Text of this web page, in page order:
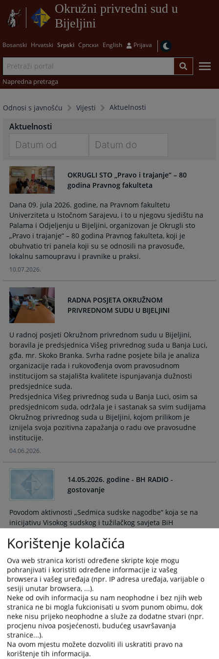
Okružni privredni sud u
Bijeljini
Bosanski Hrvatski Srpski Српски English Prijava
Napredna pretraga
Odnosi s javnošću Vijesti Aktuelnosti
Aktuelnosti
forward
to
interact
with
the
calendar
and
select
a
date.
Press
the
question
mark
key
to
get
the
keyboard
shortcuts
for
changing
dates.
forward
to
with
the
calendar
and
select
a
Press
question
mark
to
get
the
keyboard
shortcuts
changing
dates.
OKRUGLI STO „Pravo i trajanje“ – 80
godina Pravnog fakulteta
Dana 09. jula 2026. godine, na Pravnom fakultetu
Univerziteta u Istočnom Sarajevu, i to u njegovu sjedištu na
Palama i Odjeljenju u Bijeljini, organizovan je Okrugli sto
„Pravo i trajanje“ – 80 godina Pravnog fakulteta, koji je
obuhvatio tri panela koji su se odnosili na pravosuđe,
lokalnu samoupravu i pravnike u praksi.
10.07.2026.
RADNA POSJETA OKRUŽNOM
PRIVREDNOM SUDU U BIJELJINI
U radnoj posjeti Okružnom privrednom sudu u Bijeljini,
boravila je predsjednica Višeg privrednog suda u Banja Luci,
gđa. mr. Skoko Branka. Svrha radne posjete bila je analiza
organizacije rada i rukovođenja ovom pravosudnom
institucijom sa stajališta kvalitete ispunjavanja dužnosti
predsjednice suda.
Predsjednica Višeg privrednog suda u Banja Luci, osim sa
predsjednicom suda, održala je i sastanak sa svim sudijama
Okružnog privrednog suda u Bijeljini, kojom prilikom je
iznijela svoja pozitivna zapažanja o radu ove pravosudne
institucije.
04.06.2026.
14.05.2026. godine - BH RADIO -
gostovanje
Povodom aktivnosti „Sedmica sudske nagodbe“ koja se na
inicijativu Visokog sudskog i tužilačkog savjeta BiH
prvostepenim i drugostepenim sudovima u Bosni i
Hercegovini, predsjednica Okružnog privrednog suda u
Bijeljini, Gužvić Božana, gostovala je na BHR1 programu
uživo, u radio emisiji – „Otvoreni studio“ na temu značaja
sudske nagodbe za stranke u parničnim/privrednim
sporovima.
14.05.2026.
NOVOIMENOVANOG SUDIJE
Korištenje kolačića
Ova web stranica koristi određene skripte koje mogu
pohranjivati i koristiti određene informacije iz vašeg
browsera i vašeg uređaja (npr. IP adresa uređaja, varijable o
sesiji unutar browsera, ...).
Neke od ovih informacija su nam neophodne i bez njih web
stranica ne bi mogla fukcionisati u svom punom obimu, dok
neke nisu prijeko neophodne a služe za dodatne stvari (npr.
procjenu nivoa posjećenosti, budućeg usavršavanja
stranice...).
Na ovom mjestu možete dozvoliti ili uskratiti pravo na
korištenje tih informacija.